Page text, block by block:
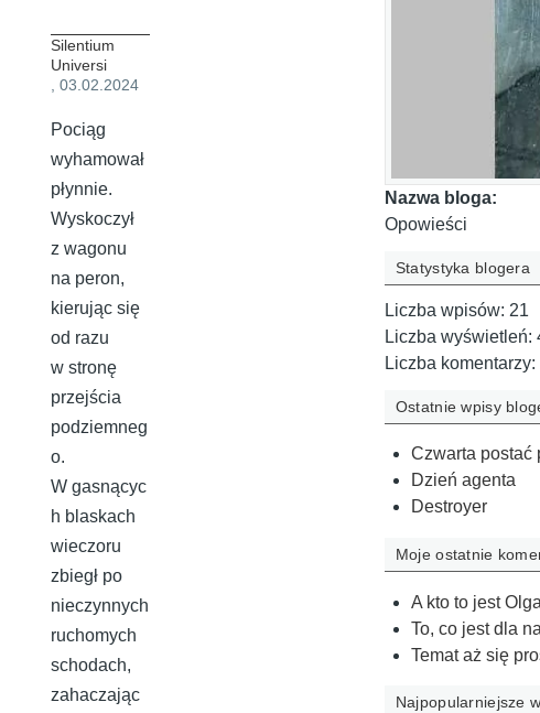
Silentium
Universi
, 03.02.2024
Pociąg
wyhamował
płynnie.
Wyskoczył
z wagonu
na peron,
kierując się
od razu
w stronę
przejścia
podziemneg
o.
W gasnącyc
h blaskach
wieczoru
zbiegł po
nieczynnych
ruchomych
schodach,
zahaczając
Nazwa bloga:
Opowieści
Statystyka blogera
Liczba wpisów: 21
Liczba wyświetleń:
Liczba komentarzy:
Ostatnie wpisy
Czwarta postać
Dzień agenta
Destroyer
Moje ostatnie
A kto to jest
To, co jest dla
Temat aż się
Najpopularniejsze